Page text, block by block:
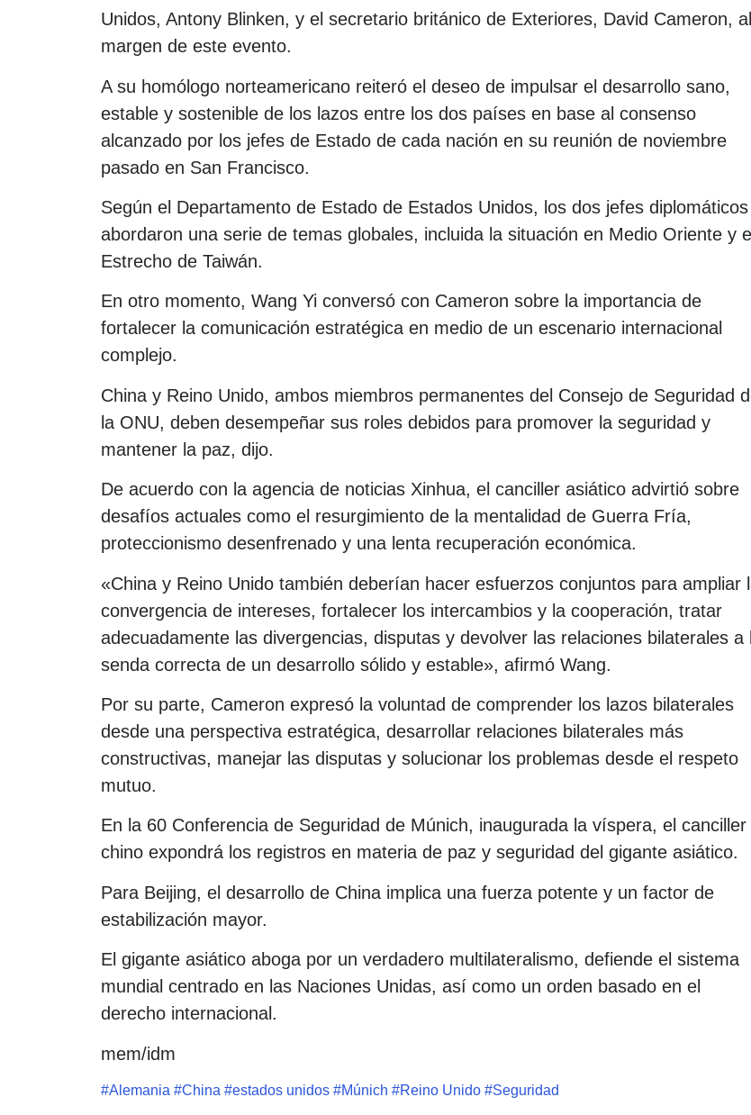
Unidos, Antony Blinken, y el secretario británico de Exteriores, David Cameron, al
margen de este evento.
A su homólogo norteamericano reiteró el deseo de impulsar el desarrollo sano,
estable y sostenible de los lazos entre los dos países en base al consenso
alcanzado por los jefes de Estado de cada nación en su reunión de noviembre
pasado en San Francisco.
Según el Departamento de Estado de Estados Unidos, los dos jefes diplomáticos
abordaron una serie de temas globales, incluida la situación en Medio Oriente y el
Estrecho de Taiwán.
En otro momento, Wang Yi conversó con Cameron sobre la importancia de
fortalecer la comunicación estratégica en medio de un escenario internacional
complejo.
China y Reino Unido, ambos miembros permanentes del Consejo de Seguridad
la ONU, deben desempeñar sus roles debidos para promover la seguridad y
mantener la paz, dijo.
De acuerdo con la agencia de noticias Xinhua, el canciller asiático advirtió sobre
desafíos actuales como el resurgimiento de la mentalidad de Guerra Fría,
proteccionismo desenfrenado y una lenta recuperación económica.
«China y Reino Unido también deberían hacer esfuerzos conjuntos para ampliar
convergencia de intereses, fortalecer los intercambios y la cooperación, tratar
adecuadamente las divergencias, disputas y devolver las relaciones bilaterales a
senda correcta de un desarrollo sólido y estable», afirmó Wang.
Por su parte, Cameron expresó la voluntad de comprender los lazos bilaterales
desde una perspectiva estratégica, desarrollar relaciones bilaterales más
constructivas, manejar las disputas y solucionar los problemas desde el respeto
mutuo.
En la 60 Conferencia de Seguridad de Múnich, inaugurada la víspera, el canciller
chino expondrá los registros en materia de paz y seguridad del gigante asiático.
Para Beijing, el desarrollo de China implica una fuerza potente y un factor de
estabilización mayor.
El gigante asiático aboga por un verdadero multilateralismo, defiende el sistema
mundial centrado en las Naciones Unidas, así como un orden basado en el
derecho internacional.
mem/idm
#Alemania #China #estados unidos #Múnich #Reino Unido #Seguridad